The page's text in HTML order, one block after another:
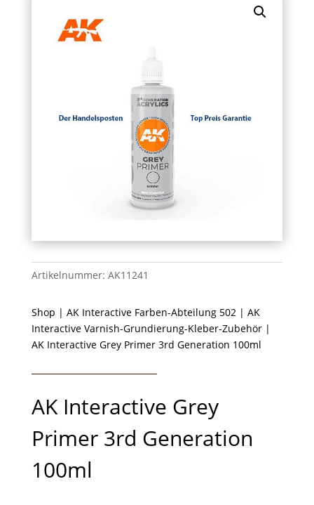
Artikelnummer: AK11241
Shop | AK Interactive Farben-Abteilung 502| AK
Interactive Varnish-Grundierung-Kleber-Zubehör|
AK Interactive Grey Primer 3rd Generation 100ml
AK Interactive Grey
Primer 3rd Generation
100ml